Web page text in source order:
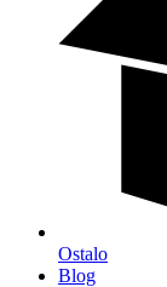
Ostalo
Blog